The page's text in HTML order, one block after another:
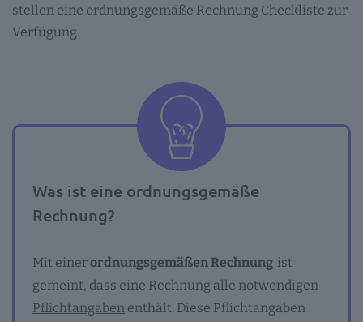
stellen eine ordnungsgemäße Rechnung Checkliste zur
Verfügung.
Was ist eine ordnungsgemäße
Rechnung?
Mit einerordnungsgemäßen Rechnung ist
gemeint, dass eine Rechnung alle notwendigen
Pflichtangaben enthält. Diese Pflichtangaben